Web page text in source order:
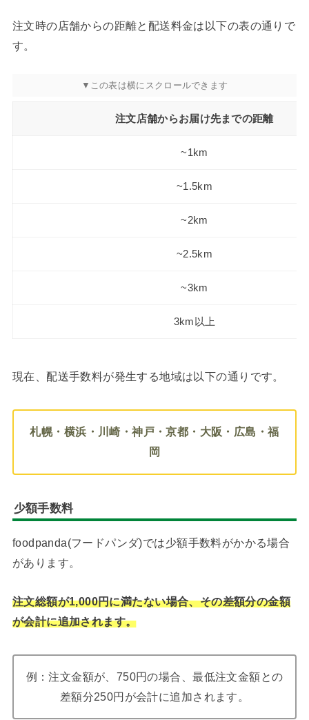
注文時の店舗からの距離と配送料金は以下の表の通りで
す。
注文店舗からお届け先までの距離
~1km
~1.5km
~2km
~2.5km
~3km
3km以上
現在、配送手数料が発生する地域は以下の通りです。
札幌・横浜・川崎・神戸・京都・大阪・広島・福
岡
少額手数料
foodpanda(フードパンダ)では少額手数料がかかる場合
があります。
注文総額が1,000円に満たない場合、その差額分の金額
が会計に追加されます。
例：注文金額が、750円の場合、最低注文金額との
差額分250円が会計に追加されます。